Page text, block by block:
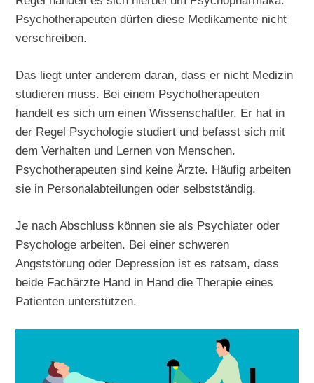
Psychotherapeuten dürfen diese Medikamente nicht
verschreiben.
Das liegt unter anderem daran, dass er nicht Medizin
studieren muss. Bei einem Psychotherapeuten
handelt es sich um einen Wissenschaftler. Er hat in
der Regel Psychologie studiert und befasst sich mit
dem Verhalten und Lernen von Menschen.
Psychotherapeuten sind keine Ärzte. Häufig arbeiten
sie in Personalabteilungen oder selbstständig.
Je nach Abschluss können sie als Psychiater oder
Psychologe arbeiten. Bei einer schweren
Angststörung oder Depression ist es ratsam, dass
beide Fachärzte Hand in Hand die Therapie eines
Patienten unterstützen.